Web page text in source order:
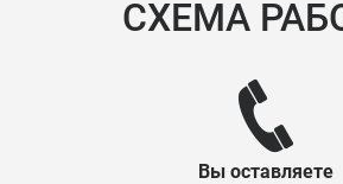
СХЕМА
Вы оставляете